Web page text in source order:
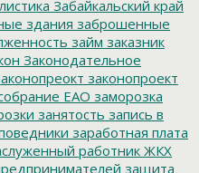
Забайкальский край
здания заброшенные
займ заказник
Законодательное
законопроект
ЕАО заморозка
занятость запись в
заработная плата
работник ЖКХ
защита